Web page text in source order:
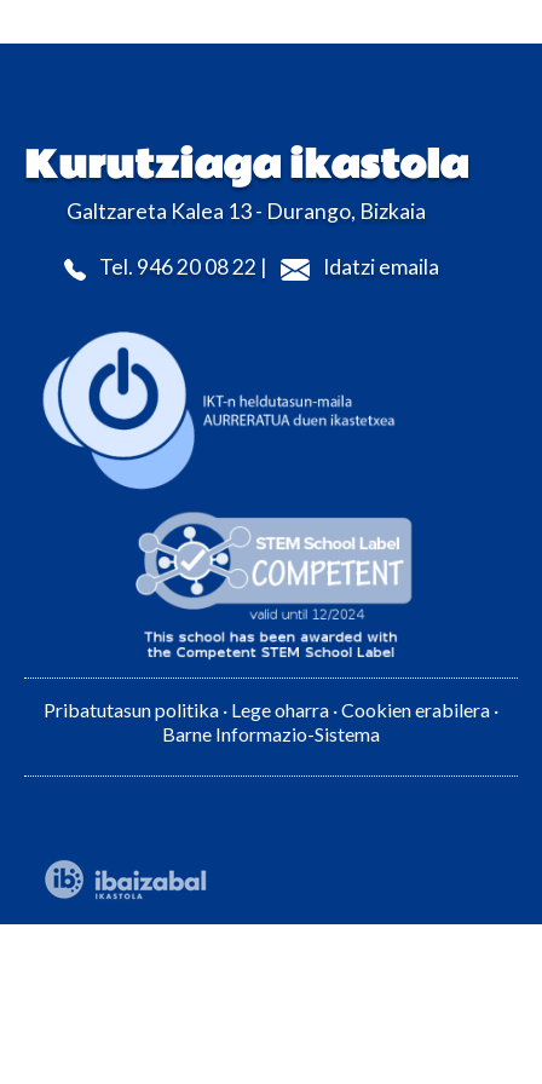
Kurutziaga ikastola
Galtzareta Kalea 13 - Durango, Bizkaia
Tel. 946 20 08 22 | Idatzi emaila
Pribatutasun politika · Lege oharra ·Cookien erabilera ·
Barne Informazio-Sistema